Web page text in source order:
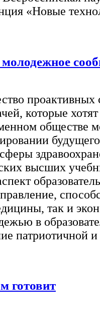
«Новые
проактивных
которые
обществе
высших
так и
в
патриотичной
готовит